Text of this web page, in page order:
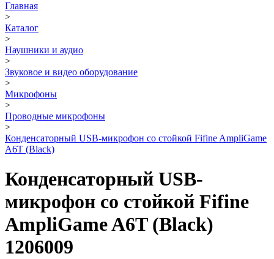
Главная
>
Каталог
>
Наушники и аудио
>
Звуковое и видео оборудование
>
Микрофоны
>
Проводные микрофоны
>
Конденсаторный USB-микрофон со стойкой Fifine AmpliGame
A6T (Black)
Конденсаторный USB-
микрофон со стойкой Fifine
AmpliGame A6T (Black)
1206009